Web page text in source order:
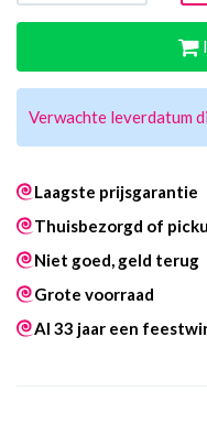
Verwachte leverdatum
Laagste prijsgarantie
Thuisbezorgd of
Niet goed, geld terug
Grote voorraad
Al 33 jaar een